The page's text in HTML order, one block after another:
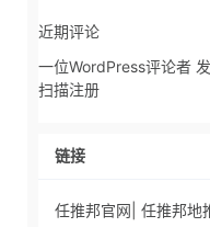
近期评论
一位WordPress评论者
扫描注册
链接
任推邦官网 任推邦地